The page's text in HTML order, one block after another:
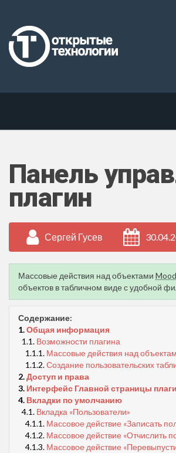
Панель
плагин
Сергей Гусев
Массовые действия над объектами
объектов в табличном виде с удобной
Содержание:
1.Общая информация
1.1. Возможности плагина
1.1.1. Массовые действия над
1.1.2.Создание пользовательских
2.Доступ и права
3. Интерфейс Главной страницы
4. Вкладки по умолчанию
4.1. Вкладка «Пользователи»
4.1.1. Массовое действие «Записать
4.1.2. Массовое действие «Отчислить
4.1.3. Массовое действие